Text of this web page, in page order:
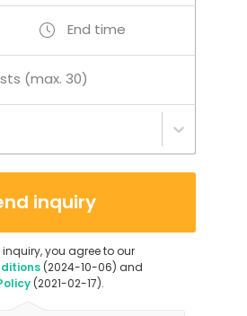
on kannettava portilta (noin
arkisin klo 9-19.
emme voi taata
ulkopuolella.
periä 30–50 € lisämaksu.
30 päivää ennen.
jääneistä
oikeuden veloittaa täyden
End time
(max. 30)
inquiry
you agree to our
(2024-10-06) and
(2021-02-17).